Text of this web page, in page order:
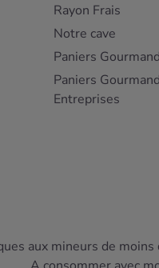
Rayon Frais
Notre cave
Paniers
Paniers
Entreprises
aux mineurs de